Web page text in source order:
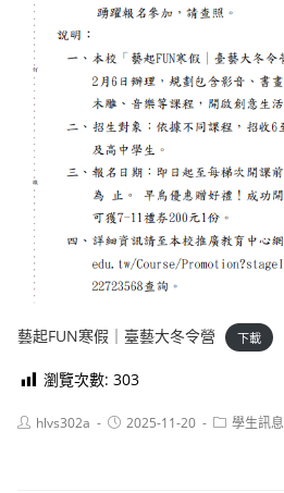
藝起FUN寒假｜臺藝大冬令營 下載
瀏覽次數: 303
Posthlvs302a
Post2025-11-20
Post學生訊息